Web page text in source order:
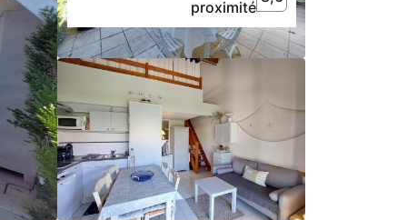
8,6
Plage très bien
proximité